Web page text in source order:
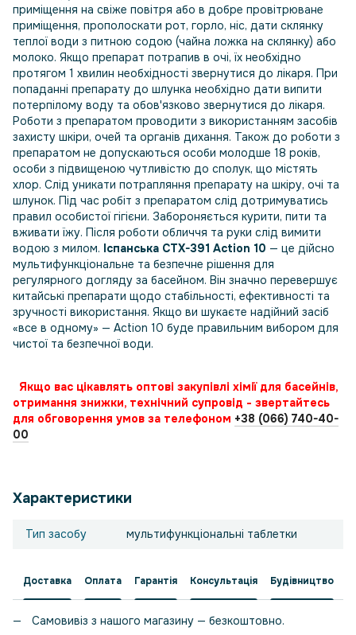
приміщення на свіже повітря або в добре провітрюване
приміщення, прополоскати рот, горло, ніс, дати склянку
теплої води з питною содою (чайна ложка на склянку) або
молоко. Якщо препарат потрапив в очі, їх необхідно
протягом 1 хвилин необхідності звернутися до лікаря. При
попаданні препарату до шлунка необхідно дати випити
потерпілому воду та обов'язково звернутися до лікаря.
Роботи з препаратом проводити з використанням засобів
захисту шкіри, очей та органів дихання. Також до роботи з
препаратом не допускаються особи молодше 18 років,
особи з підвищеною чутливістю до сполук, що містять
хлор. Слід уникати потрапляння препарату на шкіру, очі та
шлунок. Під час робіт з препаратом слід дотримуватись
правил особистої гігієни. Забороняється курити, пити та
вживати їжу. Після роботи обличчя та руки слід вимити
водою з милом. Іспанська CTX-391 Action 10 — це дійсно
мультифункціональне та безпечне рішення для
регулярного догляду за басейном. Він значно перевершує
китайські препарати щодо стабільності, ефективності та
зручності використання. Якщо ви шукаєте надійний засіб
«все в одному» — Action 10 буде правильним вибором для
чистої та безпечної води.
Якщо вас цікавлять оптові закупівлі хімії для басейнів,
отримання знижки, технічний супровід - звертайтесь
для обговорення умов за телефоном +38 (066) 740-40-
00
Характеристики
Тип засобу мультифункціональні таблетки
Доставка Оплата Гарантія Консультація Будівництво
Самовивіз з нашого магазину — безкоштовно.